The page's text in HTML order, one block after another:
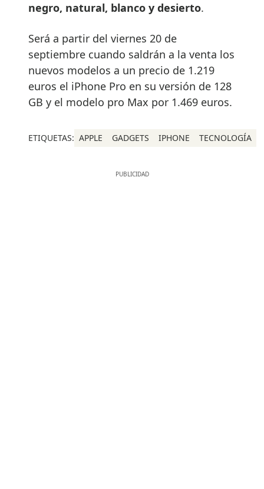
negro, natural, blanco y desierto.
Será a partir del viernes 20 de
septiembre cuando saldrán a la venta los
nuevos modelos a un precio de 1.219
euros el iPhone Pro en su versión de 128
GB y el modelo pro Max por 1.469 euros.
ETIQUETAS: APPLE GADGETS IPHONE TECNOLOGÍA